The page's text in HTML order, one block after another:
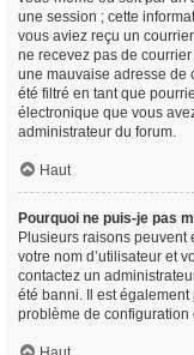
une session ; cette
vous aviez reçu un
ne recevez pas de
une mauvaise adresse de
été filtré en tant que
électronique que vous
administrateur du forum.
Haut
Pourquoi ne puis-je pas
Plusieurs raisons peuvent
votre nom d’utilisateur et
contactez un
été banni. Il est
problème de configuration